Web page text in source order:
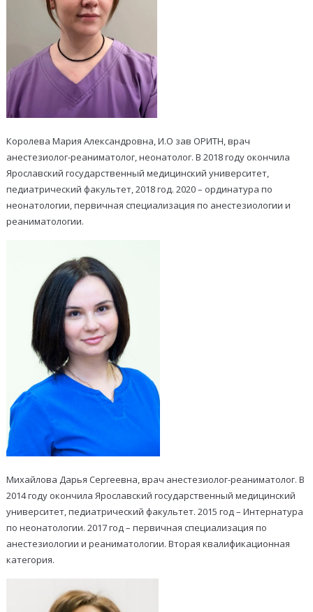
Королева Мария Александровна, И.О зав ОРИТН, врач
анестезиолог-реаниматолог, неонатолог. В 2018 году окончила
Ярославский государственный медицинский университет,
педиатрический факультет, 2018 год. 2020 – ординатура по
неонатологии, первичная специализация по анестезиологии и
реаниматологии.
Михайлова Дарья Сергеевна, врач анестезиолог-реаниматолог. В
2014 году окончила Ярославский государственный медицинский
университет, педиатрический факультет. 2015 год – Интернатура
по неонатологии. 2017 год – первичная специализация по
анестезиологии и реаниматологии. Вторая квалификационная
категория.